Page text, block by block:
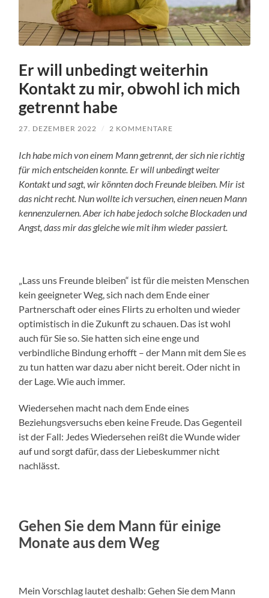
Er will unbedingt weiterhin
Kontakt zu mir, obwohl ich mich
getrennt habe
27. DEZEMBER 2022 / 2 KOMMENTARE
Ich habe mich von einem Mann getrennt, der sich nie richtig
für mich entscheiden konnte. Er will unbedingt weiter
Kontakt und sagt, wir könnten doch Freunde bleiben. Mir ist
das nicht recht. Nun wollte ich versuchen, einen neuen Mann
kennenzulernen. Aber ich habe jedoch solche Blockaden und
Angst, dass mir das gleiche wie mit ihm wieder passiert.
„Lass uns Freunde bleiben“ ist für die meisten Menschen
kein geeigneter Weg, sich nach dem Ende einer
Partnerschaft oder eines Flirts zu erholten und wieder
optimistisch in die Zukunft zu schauen. Das ist wohl
auch für Sie so. Sie hatten sich eine enge und
verbindliche Bindung erhofft – der Mann mit dem Sie es
zu tun hatten war dazu aber nicht bereit. Oder nicht in
der Lage. Wie auch immer.
Wiedersehen macht nach dem Ende eines
Beziehungsversuchs eben keine Freude. Das Gegenteil
ist der Fall: Jedes Wiedersehen reißt die Wunde wider
auf und sorgt dafür, dass der Liebeskummer nicht
nachlässt.
Gehen Sie dem Mann für einige
Monate aus dem Weg
Mein Vorschlag lautet deshalb: Gehen Sie dem Mann